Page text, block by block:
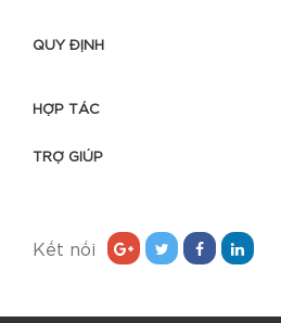
QUY ĐỊNH
HỢP TÁC
TRỢ GIÚP
Kết nối